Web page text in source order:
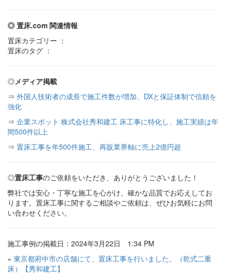
◎ 置床.com 関連情報
置床カテゴリー ：
置床のタグ ：
◎メディア掲載
⇒ 外国人技術者の成長で施工件数が増加、DXと保証体制で信頼を
強化
⇒ 企業スポット 株式会社秀和建工 床工事に特化し、施工実績は年
間500件以上
⇒ 置床工事を年500件施工、再販業界軸に売上2億円超
◎置床工事のご依頼をいただき、ありがとうございました！
弊社では安心・丁寧な施工を心がけ、確かな品質でお応えしてお
ります。置床工事に関するご相談やご依頼は、ぜひお気軽にお問
い合わせください。
施工事例の掲載日：2024年3月22日 1:34 PM
« 東京都府中市の店舗にて、置床工事を行いました。（乾式二重
床）【秀和建工】